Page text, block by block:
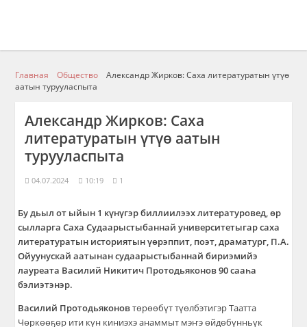
Главная Общество
Александр Жирков: Саха литературатын үтүө
аатын турууласпыта
Александр Жирков: Саха
литературатын үтүө аатын
турууласпыта
04.07.2024 10:19 1
Бу дьыл от ыйын 1 күнүгэр биллиилээх литературовед, өр
сылларга Саха Судаарыстыбаннай университетыгар саха
литературатын историятын үөрэппит, поэт, драматург, П.А.
Ойуунускай аатынан судаарыстыбаннай бириэмийэ
лауреата Василий Никитич Протодьяконов 90 сааһа
бэлиэтэнэр.
Василий Протодьяконовтөрөөбүт түөлбэтигэр Таатта
Чөркөөҕөр ити күн киниэхэ анаммыт мэҥэ өйдөбүнньүк